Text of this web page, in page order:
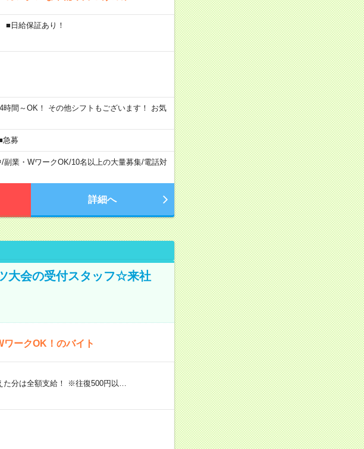
日給保証あり！
間～OK！ その他シフトもございます！ お気
募
/副業・WワークOK/10名以上の大量募集/電話対
詳細へ
大会の受付スタッフ☆来社
ークOK！のバイト
分は全額支給！ ※往復500円以…